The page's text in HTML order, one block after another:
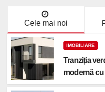
Cele mai noi
IMOBILIARE
Tranziția
modernă